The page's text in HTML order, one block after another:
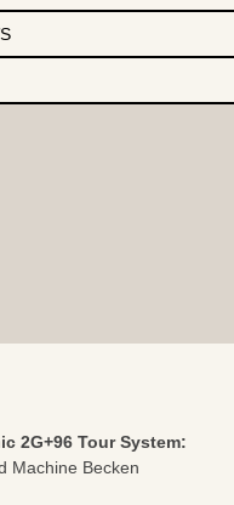
2G+96 Tour System:
Machine Becken